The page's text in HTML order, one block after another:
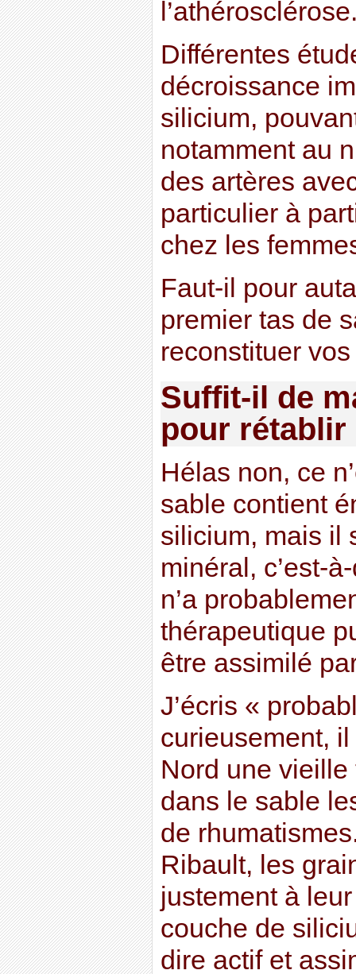
Différentes
décroissance
silicium,
notamment au
des artères
particulier à
chez les
Faut-il pour
premier tas de
reconstituer
Suffit-il de
pour rétablir
Hélas non, ce
sable contient
silicium, mais il
minéral, c’est-
n’a
thérapeutique
être assimilé
J’écris «
curieusement,
Nord une vieille
dans le sable
de
Ribault, les
justement à
couche de
dire actif et